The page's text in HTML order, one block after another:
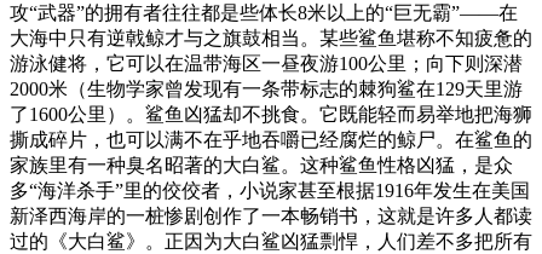
攻“武器”的拥有者往往都是些体长8米以上的“巨无霸”——在
大海中只有逆戟鲸才与之旗鼓相当。某些鲨鱼堪称不知疲惫的
游泳健将，它可以在温带海区一昼夜游100公里；向下则深潜
2000米（生物学家曾发现有一条带标志的棘狗鲨在129天里游
了1600公里）。鲨鱼凶猛却不挑食。它既能轻而易举地把海狮
撕成碎片，也可以满不在乎地吞嚼已经腐烂的鲸尸。在鲨鱼的
家族里有一种臭名昭著的大白鲨。这种鲨鱼性格凶猛，是众
多“海洋杀手”里的佼佼者，小说家甚至根据1916年发生在美国
新泽西海岸的一桩惨剧创作了一本畅销书，这就是许多人都读
过的《大白鲨》。正因为大白鲨凶猛剽悍，人们差不多把所有